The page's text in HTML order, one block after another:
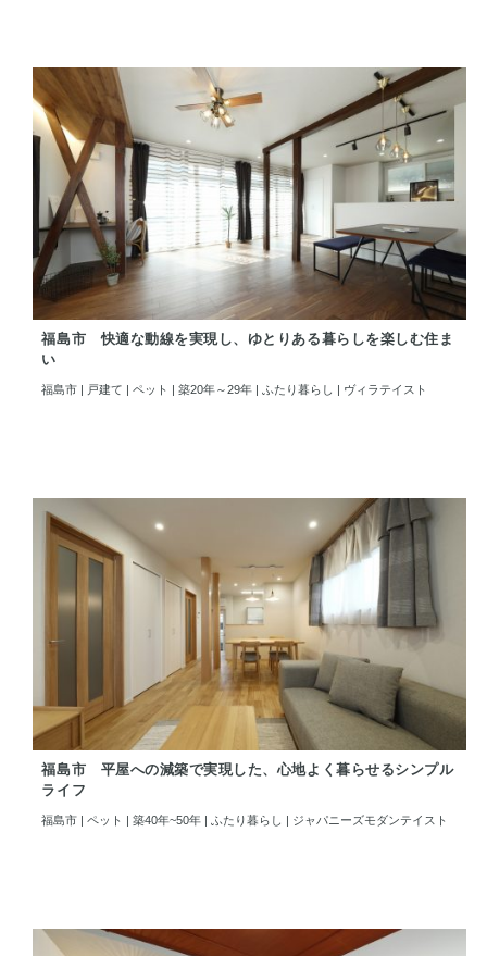
福島市 快適な動線を実現し、ゆとりある暮らしを楽しむ住ま
い
福島市 | 戸建て | ペット | 築20年～29年 | ふたり暮らし | ヴィラテイスト
福島市 平屋への減築で実現した、心地よく暮らせるシンプル
ライフ
福島市 | ペット | 築40年~50年 | ふたり暮らし | ジャパニーズモダンテイスト